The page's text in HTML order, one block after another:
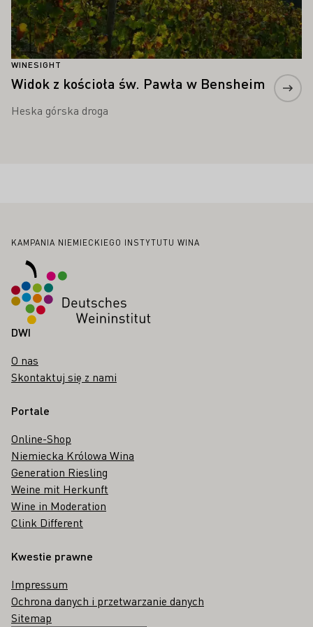
WINESIGHT
Widok z kościoła św. Pawła w Bensheim
Heska górska droga
Stopka
KAMPANIA NIEMIECKIEGO INSTYTUTU WINA
DWI
O nas
Skontaktuj się z nami
Portale
Online-Shop
Niemiecka Królowa Wina
Generation Riesling
Weine mit Herkunft
Wine in Moderation
Clink Different
Kwestie prawne
Impressum
Ochrona danych i przetwarzanie danych
Sitemap